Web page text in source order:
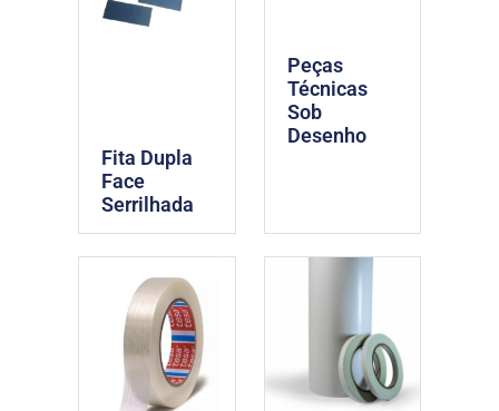
Fita Dupla
Face
Serrilhada
Peças
Técnicas
Sob
Desenho